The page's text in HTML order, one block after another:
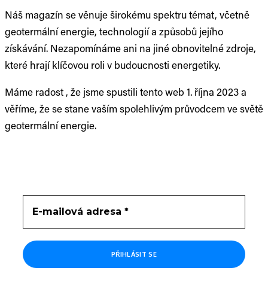
Náš magazín se věnuje širokému spektru témat, včetně
geotermální energie, technologií a způsobů jejího
získávání. Nezapomínáme ani na jiné obnovitelné zdroje,
které hrají klíčovou roli v budoucnosti energetiky.
Máme radost , že jsme spustili tento web 1. října 2023 a
věříme, že se stane vaším spolehlivým průvodcem ve světě
geotermální energie.